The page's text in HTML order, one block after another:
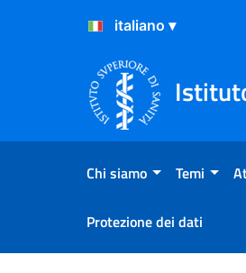
Salta al Contenuto
Salta al Footer
Chi siamo Temi
Protezione dei dati